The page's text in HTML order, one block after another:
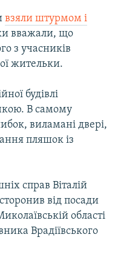
взяли штурмом і
вважали, що
з учасників
жительки.
будівлі
В самому
виламані двері,
пляшок із
справ Віталій
від посади
області
Врадіївського